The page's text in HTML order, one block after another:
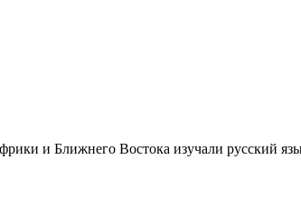
и Ближнего Востока изучали русский